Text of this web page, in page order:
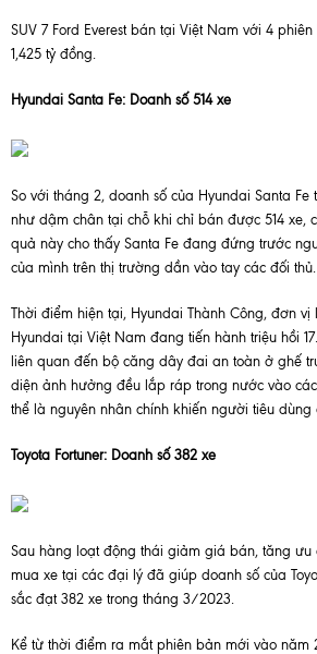
SUV 7 Ford Everest bán tại Việt Nam với 4
1,425 tỷ đồng.
Hyundai Santa Fe: Doanh số 514 xe
So với tháng 2, doanh số của Hyundai Santa
như dậm chân tại chỗ khi chỉ bán được 514 xe,
quả này cho thấy Santa Fe đang đứng trước
của mình trên thị trường dần vào tay các đối thủ.
Thời điểm hiện tại, Hyundai Thành Công, đơn
Hyundai tại Việt Nam đang tiến hành triệu hồi
liên quan đến bộ căng dây đai an toàn ở ghế
diện ảnh hưởng đều lắp ráp trong nước vào
thể là nguyên nhân chính khiến người tiêu dùng
Toyota Fortuner: Doanh số 382 xe
Sau hàng loạt động thái giảm giá bán, tăng ưu
mua xe tại các đại lý đã giúp doanh số của
sắc đạt 382 xe trong tháng 3/2023.
Kể từ thời điểm ra mắt phiên bản mới vào năm